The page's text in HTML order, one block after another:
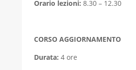
Orario lezioni: 8.30 – 12.30
CORSO AGGIORNAMENTO
Durata: 4 ore